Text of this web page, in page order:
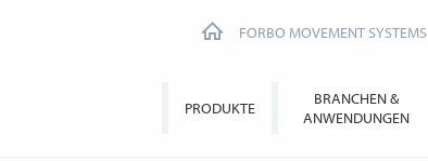
FORBO MOVEMENT SYSTEMS
PRODUKTE
BRANCHEN &
ANWENDUNGEN